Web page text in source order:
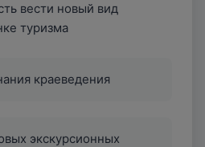
вести новый вид
туризма
краеведения
экскурсионных